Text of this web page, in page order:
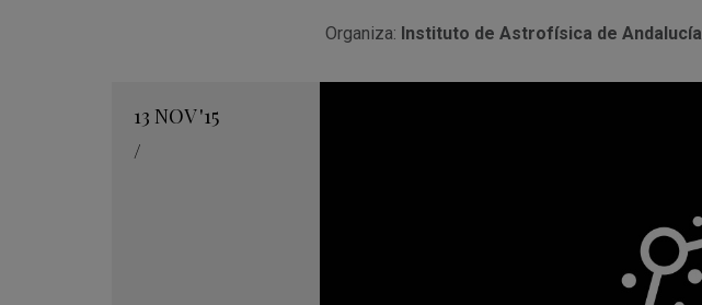
Organiza: Instituto de Astrofísica de Andalucía
13 NOV'15
/